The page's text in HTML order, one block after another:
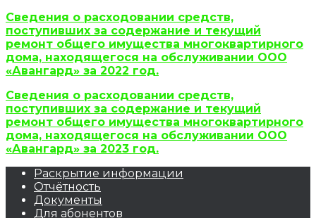
Сведения о расходовании средств,
поступивших за содержание и текущий
ремонт общего имущества многоквартирного
дома, находящегося на обслуживании ООО
«Авангард» за 2022 год.
Сведения о расходовании средств,
поступивших за содержание и текущий
ремонт общего имущества многоквартирного
дома, находящегося на обслуживании ООО
«Авангард» за 2023 год.
Раскрытие информации
Отчётность
Документы
Для абонентов